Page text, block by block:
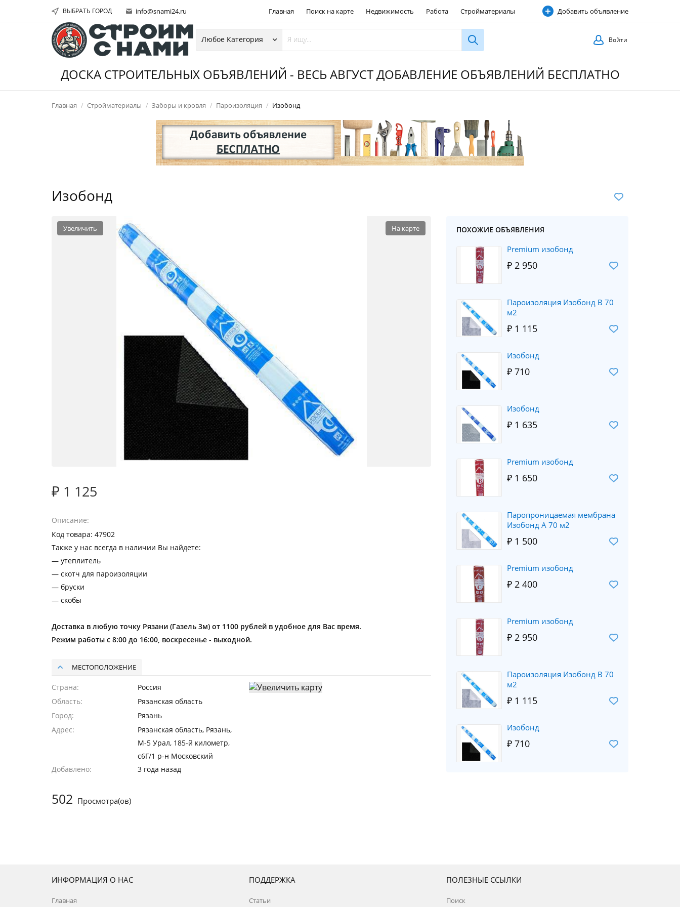
ВЫБРАТЬ ГОРОД info@snami24.ru Главная Поиск на карте Недвижимость Работа Стройматериалы
Строительные услуги
Добавить объявление
Войти
ДОСКА СТРОИТЕЛЬНЫХ ОБЪЯВЛЕНИЙ - ВЕСЬ АВГУСТ ДОБАВЛЕНИЕ ОБЪЯВЛЕНИЙ БЕСПЛАТНО
Главная Стройматериалы Заборы и кровля Пароизоляция Изобонд
Изобонд
ПОХОЖИЕ ОБЪЯВЛЕНИЯ
Рremium изобонд
₽ 2 950
Пароизоляция Изобонд В 70
м2
₽ 1 115
Изобонд
₽ 710
Изобонд
₽ 1 635
Рremium изобонд
₽ 1 650
Паропроницаемая мембрана
Изобонд А 70 м2
₽ 1 500
Premium изобонд
₽ 2 400
Рremium изобонд
₽ 2 950
Пароизоляция Изобонд В 70
м2
₽ 1 115
Изобонд
₽ 710
Увеличить На карте
₽ 1 125
Описание
Код товара: 47902
Также у нас всегда в наличии Вы найдете:
— утеплитель
— скотч для пароизоляции
— бруски
— скобы
Доставка в любую точку Рязани (Газель 3м) от 1100 рублей в удобное для Вас время.
Режим работы с 8:00 до 16:00, воскресенье - выходной.
МЕСТОПОЛОЖЕНИЕ
Страна
Россия
Область
Рязанская область
Город
Рязань
Адрес
Рязанская область, Рязань,
М-5 Урал, 185-й километр,
с6Г/1 р-н Московский
Добавлено
3 года назад
502 Просмотра(ов)
ИНФОРМАЦИЯ О НАС
Главная
ПОДДЕРЖКА
Статьи
ПОЛЕЗНЫЕ ССЫЛКИ
Поиск